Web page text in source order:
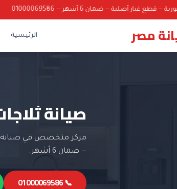
— قطع غيار أصلية — ضمان 6 أشهر — 01000069586
مصر الرئيسية
صيانة
مركز متخصص في صيانة
— ضمان 6 أشهر.
📞 01000069586